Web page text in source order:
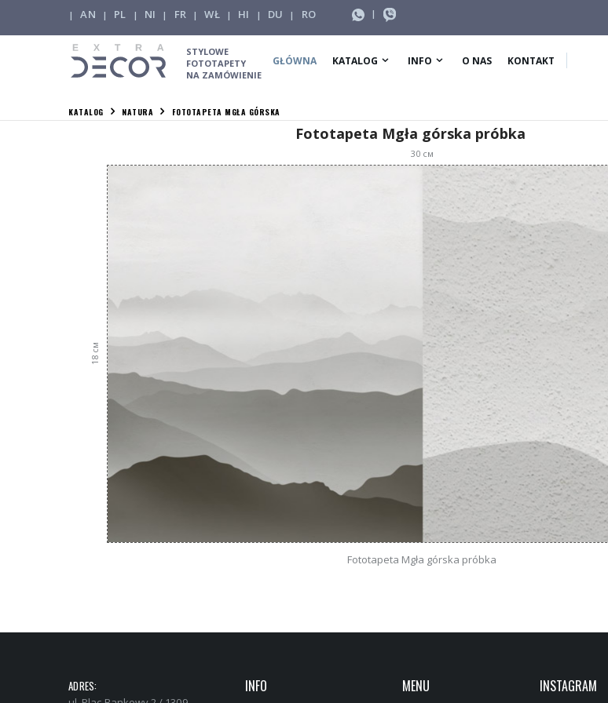
| AN | PL | NI | FR | WŁ | HI | DU | RO |
STYLOWE
FOTOTAPETY
NA ZAMÓWIENIE
GŁÓWNA KATALOG INFO O NAS KONTAKT
KATALOG NATURA FOTOTAPETA MGŁA GÓRSKA
Fototapeta Mgła górska próbka
30см
18
см
Fototapeta Mgła górska próbka
ADRES: INFO MENU INSTAGRAM